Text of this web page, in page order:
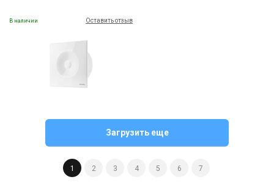
В наличии Оставить отзыв
Вентилятор для ванной Awenta
2 990 грн
Загрузить еще
1 2 3 4 5 6 7